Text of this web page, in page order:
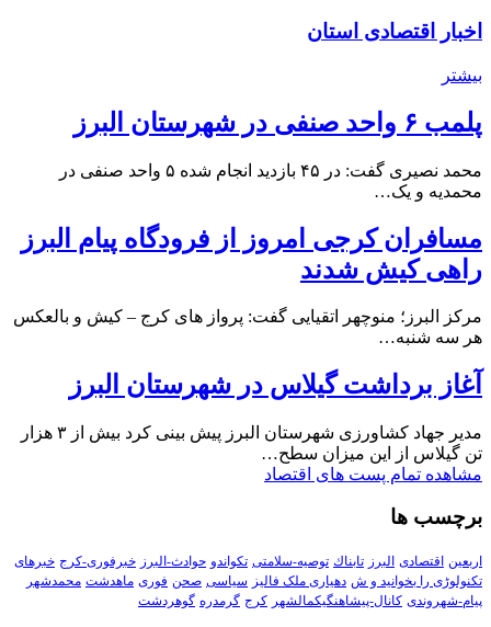
اخبار اقتصادی استان
بیشتر
پلمب ۶ واحد صنفی در شهرستان البرز
محمد نصیری گفت: در ۴۵ بازدید انجام شده ۵ واحد صنفی در
محمدیه و یک…
مسافران کرجی امروز از فرودگاه پیام البرز
راهی کیش شدند
مرکز البرز؛ منوچهر اتقیایی گفت: پرواز های کرج – کیش و بالعکس
هر سه شنبه…
آغاز برداشت گیلاس در شهرستان البرز
مدیر جهاد کشاورزی شهرستان البرز پیش بینی کرد بیش از ۳ هزار
تن گیلاس از این میزان سطح…
مشاهده تمام پست های اقتصاد
برچسب ها
اربعین اقتصادی البرز تابناك توصیه-سلامتی تکواندو حوادث-البرز خبرفوری-کرج خبرهای
تکنولوڑی را بخوانید و ش دهیاری ملک فالیز سیاسی صحن فوری ماهدشت محمدشهر
پیام-شهروندی کانال-پیشاهنگیکمالشهر کرج گرمدره گوهردشت